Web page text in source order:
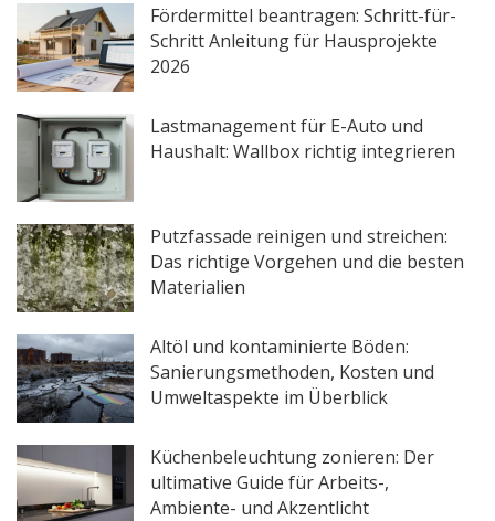
Fördermittel beantragen: Schritt-für-
Schritt Anleitung für Hausprojekte
2026
Lastmanagement für E-Auto und
Haushalt: Wallbox richtig integrieren
Putzfassade reinigen und streichen:
Das richtige Vorgehen und die besten
Materialien
Altöl und kontaminierte Böden:
Sanierungsmethoden, Kosten und
Umweltaspekte im Überblick
Küchenbeleuchtung zonieren: Der
ultimative Guide für Arbeits-,
Ambiente- und Akzentlicht